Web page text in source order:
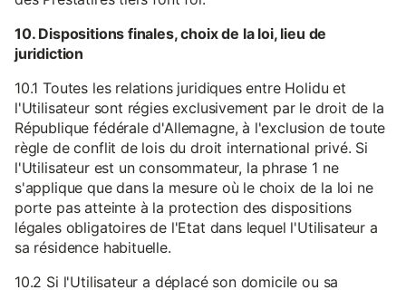
10. Dispositions finales, choix de la loi, lieu de
juridiction
10.1 Toutes les relations juridiques entre Holidu et
l'Utilisateur sont régies exclusivement par le droit de la
République fédérale d'Allemagne, à l'exclusion de toute
règle de conflit de lois du droit international privé. Si
l'Utilisateur est un consommateur, la phrase 1 ne
s'applique que dans la mesure où le choix de la loi ne
porte pas atteinte à la protection des dispositions
légales obligatoires de l'Etat dans lequel l'Utilisateur a
sa résidence habituelle.
10.2 Si l'Utilisateur a déplacé son domicile ou sa